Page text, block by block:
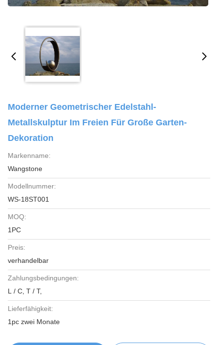
Moderner Geometrischer Edelstahl-
Metallskulptur Im Freien Für Große Garten-
Dekoration
Markenname:
Wangstone
Modellnummer:
WS-18ST001
MOQ:
1PC
Preis:
verhandelbar
Zahlungsbedingungen:
L / C, T / T,
Lieferfähigkeit:
1pc zwei Monate